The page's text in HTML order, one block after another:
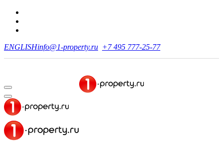
ENGLISHinfo@1-property.ru +7 495 777-25-77